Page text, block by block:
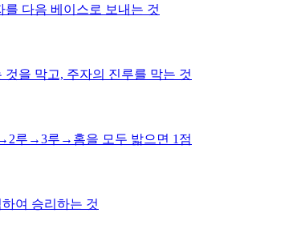
다음 베이스로 보내는 것
을 막고, 주자의 진루를 막는 것
루→3루→홈을 모두 밟으면 1점
여 승리하는 것